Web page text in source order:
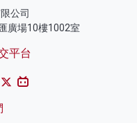
公司
廣場10樓1002室
平台